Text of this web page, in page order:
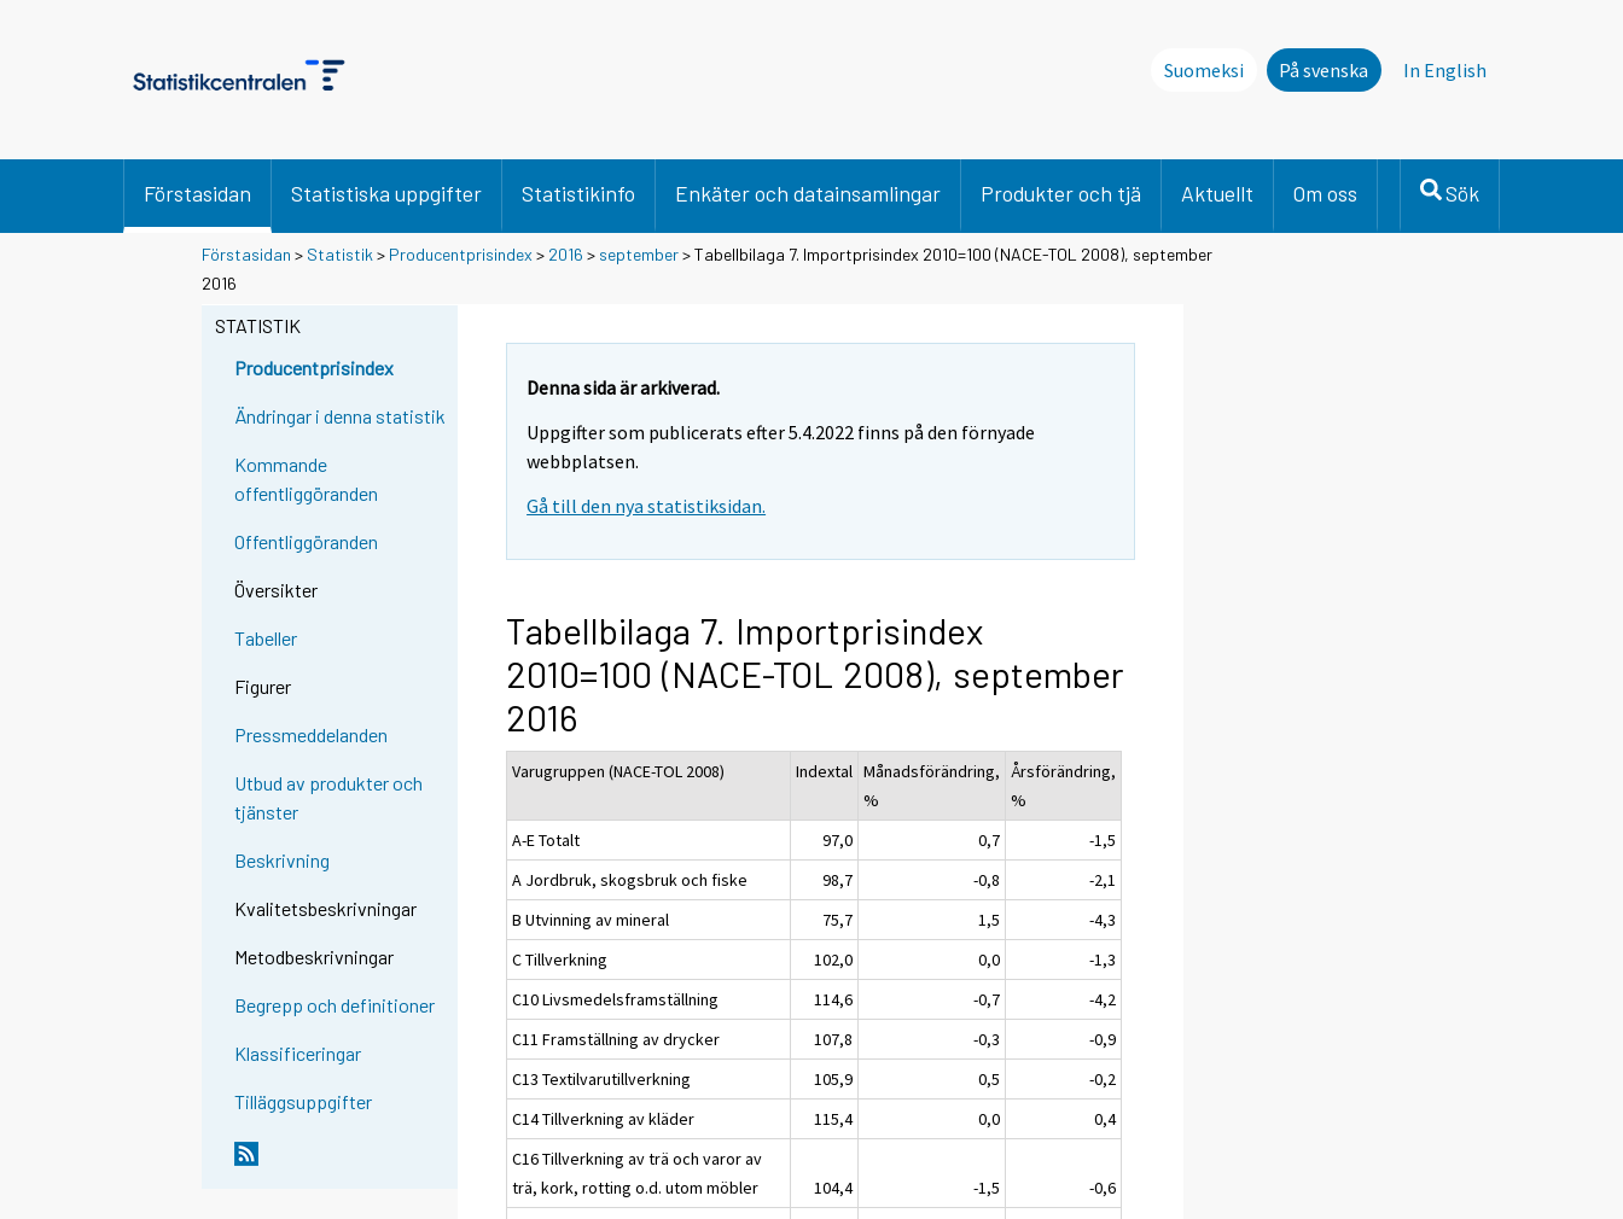
Suomeksi På svenska In English
Förstasidan Statistiska uppgifter Statistikinfo Enkäter och datainsamlingar Produkter och tjä Aktuellt Om oss Sök
Förstasidan > Statistik > Producentprisindex > 2016 > september> Tabellbilaga 7. Importprisindex 2010=100 (NACE-TOL 2008), september
2016
STATISTIK
Producentprisindex
Ändringar i denna statistik
Kommande
offentliggöranden
Offentliggöranden
Översikter
Tabeller
Figurer
Pressmeddelanden
Utbud av produkter och
tjänster
Beskrivning
Kvalitetsbeskrivningar
Metodbeskrivningar
Begrepp och definitioner
Klassificeringar
Tilläggsuppgifter
Denna sida är arkiverad.
Uppgifter som publicerats efter 5.4.2022 finns på den förnyade
webbplatsen.
Gå till den nya statistiksidan.
Tabellbilaga 7. Importprisindex
2010=100 (NACE-TOL 2008), september
2016
Varugruppen (NACE-TOL 2008) Indextal Månadsförändring,
%
Årsförändring,
%
A-E Totalt
97,0 0,7
-1,5
A Jordbruk, skogsbruk och fiske
98,7 -0,8
-2,1
B Utvinning av mineral
75,7 1,5
-4,3
C Tillverkning
102,0 0,0
-1,3
C10 Livsmedelsframställning
114,6 -0,7
-4,2
C11 Framställning av drycker
107,8 -0,3
-0,9
C13 Textilvarutillverkning
105,9 0,5
-0,2
C14 Tillverkning av kläder
115,4 0,0
0,4
C16 Tillverkning av trä och varor av
trä, kork, rotting o.d. utom möbler
104,4 -1,5
-0,6